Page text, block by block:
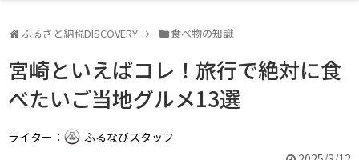
ふるさと納税DISCOVERY 食べ物の知識
宮崎といえばコレ！旅行で絶対に食
べたいご当地グルメ13選
ライター：
ふるなびスタッフ